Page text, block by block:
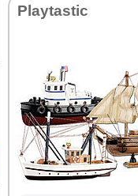
Play­tas­tic